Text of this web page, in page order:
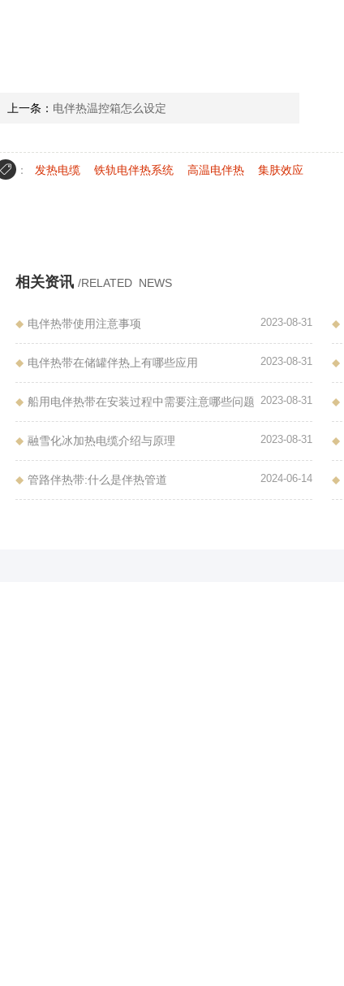
上一条： 电伴热温控箱怎么设定
： 发热电缆 铁轨电伴热系统 高温电伴热 集肤效应
相关资讯 /RELATED NEWS
2023-08-31
电伴热带使用注意事项
2023-08-31
电伴热带在储罐伴热上有哪些应用
2023-08-31
船用电伴热带在安装过程中需要注意哪些问题
2023-08-31
融雪化冰加热电缆介绍与原理
2024-06-14
管路伴热带:什么是伴热管道